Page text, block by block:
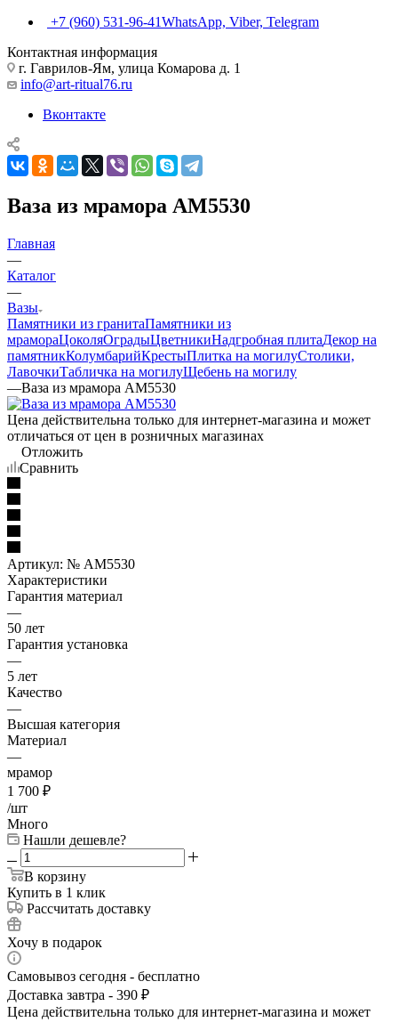
+7 (960) 531-96-41WhatsApp, Viber, Telegram
Контактная информация
г. Гаврилов-Ям, улица Комарова д. 1
info@art-ritual76.ru
Вконтакте
Ваза из мрамора AM5530
Главная
—
Каталог
—
Вазы
Памятники из гранитаПамятники из
мрамораЦоколяОградыЦветникиНадгробная плитаДекор на
памятникКолумбарийКрестыПлитка на могилуСтолики,
ЛавочкиТабличка на могилуЩебень на могилу
—Ваза из мрамора AM5530
Цена действительна только для интернет-магазина и может
отличаться от цен в розничных магазинах
Отложить
Сравнить
Артикул: № AM5530
Характеристики
Гарантия материал
—
50 лет
Гарантия установка
—
5 лет
Качество
—
Высшая категория
Материал
—
мрамор
1 700 ₽
/шт
Много
Нашли дешевле?
В корзину
Купить в 1 клик
Рассчитать доставку
Хочу в подарок
Самовывоз сегодня - бесплатно
Доставка завтра - 390 ₽
Цена действительна только для интернет-магазина и может